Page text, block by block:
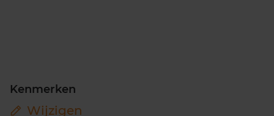
Kenmerken
Wijzigen